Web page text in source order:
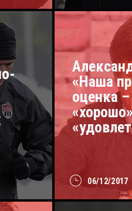
06/12/2017
«Наша
оценка